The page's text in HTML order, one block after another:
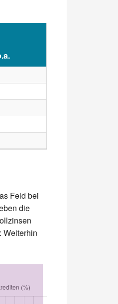
Feld bei
die
Weiterhin